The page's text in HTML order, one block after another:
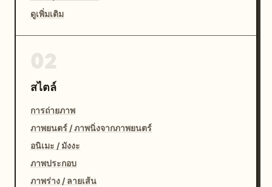
ดูเพิ่มเติม
สไตล์
การถ่ายภาพ
ภาพยนตร์ / ภาพนิ่งจากภาพยนตร์
อนิเมะ / มังงะ
ภาพประกอบ
ภาพร่าง / ลายเส้น